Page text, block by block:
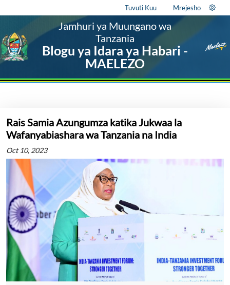
Tuvuti Kuu Mrejesho
Jamhuri ya Muungano wa
Tanzania
Blogu ya Idara ya Habari -
MAELEZO
Rais Samia Azungumza katika Jukwaa la
Wafanyabiashara wa Tanzania na India
Oct 10, 2023